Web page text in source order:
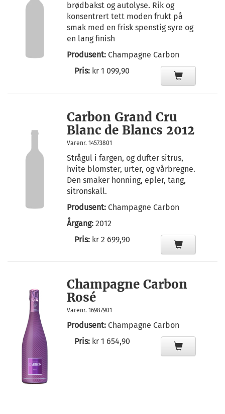
brødbakst og autolyse. Rik og
konsentrert tett moden frukt på
smak med en frisk spenstig syre og
en lang finish
Produsent: Champagne Carbon
Pris: kr 1 099,90
Carbon Grand Cru
Blanc de Blancs 2012
Varenr. 14573801
Strågul i fargen, og dufter sitrus,
hvite blomster, urter, og vårbregne.
Den smaker honning, epler, tang,
sitronskall.
Produsent: Champagne Carbon
Årgang: 2012
Pris: kr 2 699,90
Champagne Carbon
Rosé
Varenr. 16987901
Produsent: Champagne Carbon
Pris: kr 1 654,90